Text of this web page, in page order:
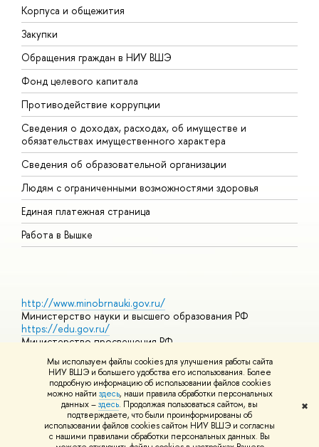
Мы используем файлы cookies для улучшения работы сайта
НИУ ВШЭ и большего удобства его использования. Более
подробную информацию об использовании файлов cookies
можно найти здесь, наши правила обработки персональных
данных –здесь. Продолжая пользоваться сайтом, вы
подтверждаете, что были проинформированы об
использовании файлов cookies сайтом НИУ ВШЭ и согласны
с нашими правилами обработки персональных данных. Вы
✖
Корпуса и общежития
Закупки
Обращения граждан в НИУ ВШЭ
Фонд целевого капитала
Противодействие коррупции
Сведения о доходах, расходах, об имуществе и
обязательствах имущественного характера
Сведения об образовательной организации
Людям с ограниченными возможностями здоровья
Единая платежная страница
Работа в Вышке
http://www.minobrnauki.gov.ru/
Министерство науки и высшего образования РФ
https://edu.gov.ru/
Министерство просвещения РФ
https://elearning.hse.ru/mooc
Массовые открытые онлайн-курсы
© НИУ ВШЭ 1993–2026 Адреса и контактыУсловия
использования материалов Политика конфиденциальности
Шрифты HSE Sans и HSE Slab разработаны вШколе дизайна НИУ